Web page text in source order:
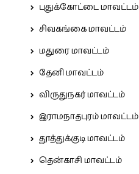
புதுக்கோட்டை மாவட்டம்
சிவகங்கை மாவட்டம்
மதுரை மாவட்டம்
தேனி மாவட்டம்
விருதுநகர் மாவட்டம்
இராமநாதபுரம் மாவட்டம்
தூத்துக்குடி மாவட்டம்
தென்காசி மாவட்டம்